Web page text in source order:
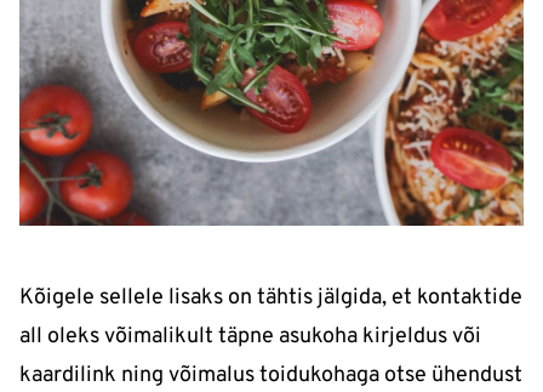
Kõigele sellele lisaks on tähtis jälgida, et kontaktide
all oleks võimalikult täpne asukoha kirjeldus või
kaardilink ning võimalus toidukohaga otse ühendust